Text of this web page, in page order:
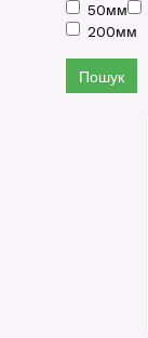
50мм
200мм
Пошук